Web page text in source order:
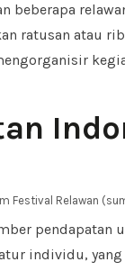
beberapa
ratusan atau
Festival Relawan
pendapatan
individu,